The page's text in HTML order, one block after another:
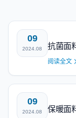
09
2024.08 抗菌面
阅读全文
09
2024.08 保暖面